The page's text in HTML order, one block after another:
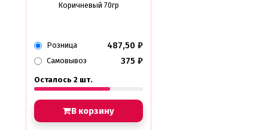
Коричневый 70гр
Розница 487,50 ₽
Самовывоз 375 ₽
Осталось 2 шт.
В корзину